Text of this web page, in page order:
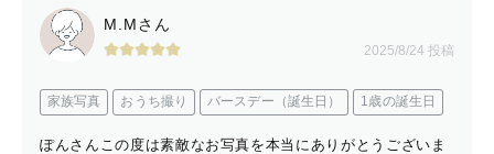
M.Mさん
2025/8/24 投稿
家族写真 おうち撮り バースデー（誕生日） 1歳の誕生日
ぽんさんこの度は素敵なお写真を本当にありがとうございま